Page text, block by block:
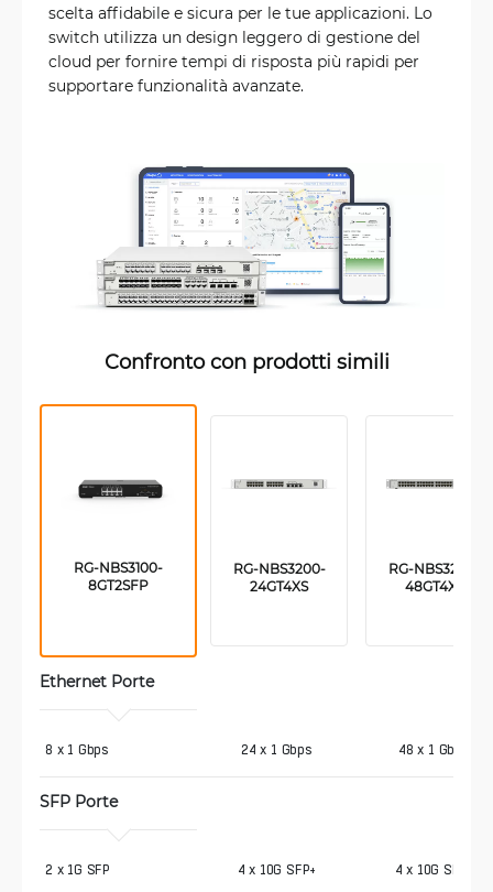
scelta affidabile e sicura per le tue applicazioni. Lo
switch utilizza un design leggero di gestione del
cloud per fornire tempi di risposta più rapidi per
supportare funzionalità avanzate.
Confronto con prodotti simili
RG-NBS3100-
8GT2SFP
RG-NBS3200-
24GT4XS
RG-NBS3200-
48GT4XS
Ethernet Porte
8 x 1 Gbps 24 x 1 Gbps 48 x 1 Gbps
SFP Porte
2 x 1G SFP 4 x 10G SFP+ 4 x 10G SFP+